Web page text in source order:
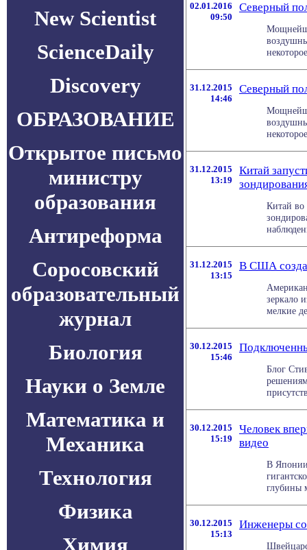
New Scientist
ScienceDaily
Discovery
ОБРАЗОВАНИЕ
Открытое письмо
министру
образования
Антиреформа
Соросовский
образовательный
журнал
Биология
Науки о Земле
Математика и
Механика
Технология
Физика
Химия
02.01.2016
09:50
Северный
31.12.2015
14:46
Северный
31.12.2015
13:19
Китай
Китай во
31.12.2015
13:15
В США
зеркало
мелкие
30.12.2015
15:46
Блог
30.12.2015
15:19
Человек
видео
В Японии
глубины
30.12.2015
15:13
Инженеры